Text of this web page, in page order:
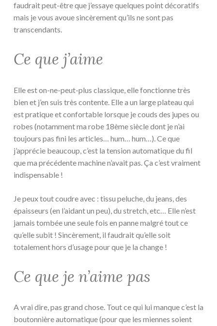
faudrait peut-être que j’essaye quelques point décoratifs
mais je vous avoue sincèrement qu’ils ne sont pas
transcendants.
Ce que j’aime
Elle est on-ne-peut-plus classique, elle fonctionne très
bien et j’en suis très contente. Elle a un large plateau qui
est pratique et confortable lorsque je couds des jupes ou
robes (notamment ma robe 18ème siècle dont je n’ai
toujours pas fini les articles… hum… hum…). Ce que
j’apprécie beaucoup, c’est la tension automatique du fil
que ma précédente machine n’avait pas. Ça c’est vraiment
indispensable !
Je peux tout coudre avec : tissu peluche, du jeans, des
épaisseurs (en l’aidant un peu), du stretch, etc… Elle n’est
jamais tombée une seule fois en panne malgré tout ce
qu’elle subit ! Sincèrement, il faudrait qu’elle soit
totalement hors d’usage pour que je la change !
Ce que je n’aime pas
A vrai dire, pas grand chose. Tout ce qui lui manque c’est la
boutonnière automatique (pour que les miennes soient